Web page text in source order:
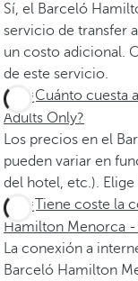
Sí, el Barceló
servicio de transfer
un costo adicional.
de este servicio.
¿Cuánto
Adults Only?
Los precios en el
pueden variar en
del hotel, etc.).
¿Tiene coste la
Hamilton Menorca -
La conexión a
Barceló Hamilton